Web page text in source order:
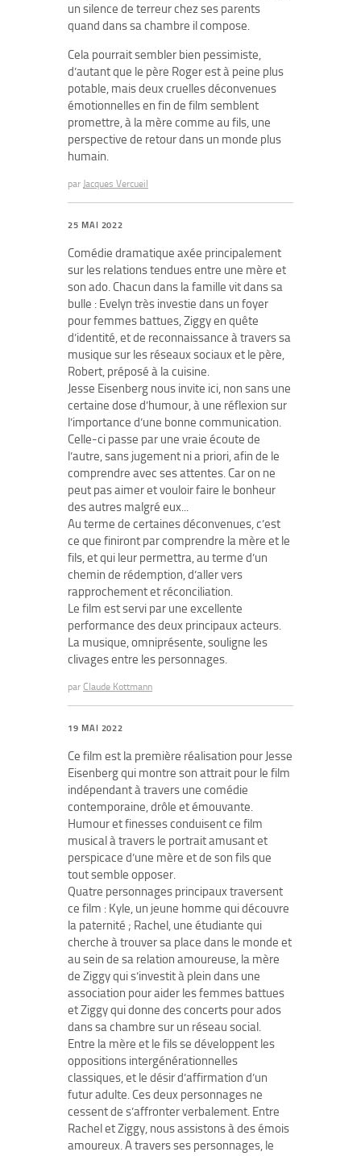
un silence de terreur chez ses parents
quand dans sa chambre il compose.
Cela pourrait sembler bien pessimiste,
d’autant que le père Roger est à peine plus
potable, mais deux cruelles déconvenues
émotionnelles en fin de film semblent
promettre, à la mère comme au fils, une
perspective de retour dans un monde plus
humain.
par Jacques Vercueil
25 MAI 2022
Comédie dramatique axée principalement
sur les relations tendues entre une mère et
son ado. Chacun dans la famille vit dans sa
bulle : Evelyn très investie dans un foyer
pour femmes battues, Ziggy en quête
d’identité, et de reconnaissance à travers sa
musique sur les réseaux sociaux et le père,
Robert, préposé à la cuisine.
Jesse Eisenberg nous invite ici, non sans une
certaine dose d’humour, à une réflexion sur
l’importance d’une bonne communication.
Celle-ci passe par une vraie écoute de
l’autre, sans jugement ni a priori, afin de le
comprendre avec ses attentes. Car on ne
peut pas aimer et vouloir faire le bonheur
des autres malgré eux...
Au terme de certaines déconvenues, c’est
ce que finiront par comprendre la mère et le
fils, et qui leur permettra, au terme d’un
chemin de rédemption, d’aller vers
rapprochement et réconciliation.
Le film est servi par une excellente
performance des deux principaux acteurs.
La musique, omniprésente, souligne les
clivages entre les personnages.
par Claude Kottmann
19 MAI 2022
Ce film est la première réalisation pour Jesse
Eisenberg qui montre son attrait pour le film
indépendant à travers une comédie
contemporaine, drôle et émouvante.
Humour et finesses conduisent ce film
musical à travers le portrait amusant et
perspicace d’une mère et de son fils que
tout semble opposer.
Quatre personnages principaux traversent
ce film : Kyle, un jeune homme qui découvre
la paternité ; Rachel, une étudiante qui
cherche à trouver sa place dans le monde et
au sein de sa relation amoureuse, la mère
de Ziggy qui s’investit à plein dans une
association pour aider les femmes battues
et Ziggy qui donne des concerts pour ados
dans sa chambre sur un réseau social.
Entre la mère et le fils se développent les
oppositions intergénérationnelles
classiques, et le désir d’affirmation d’un
futur adulte. Ces deux personnages ne
cessent de s’affronter verbalement. Entre
Rachel et Ziggy, nous assistons à des émois
amoureux. A travers ses personnages, le